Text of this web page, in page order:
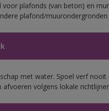
voor plafonds (van beton) en
plafond/
met water. Spoel verf
afvoeren volgens lokale